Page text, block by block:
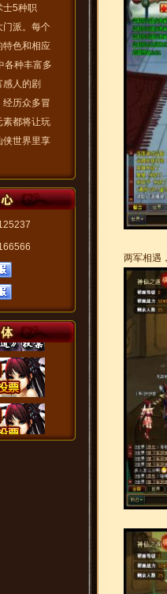
两军相遇
士5种职
门派。每个
特色和相应
各种丰富多
人的剧
经历众多冒
素都将让玩
侠世界里享